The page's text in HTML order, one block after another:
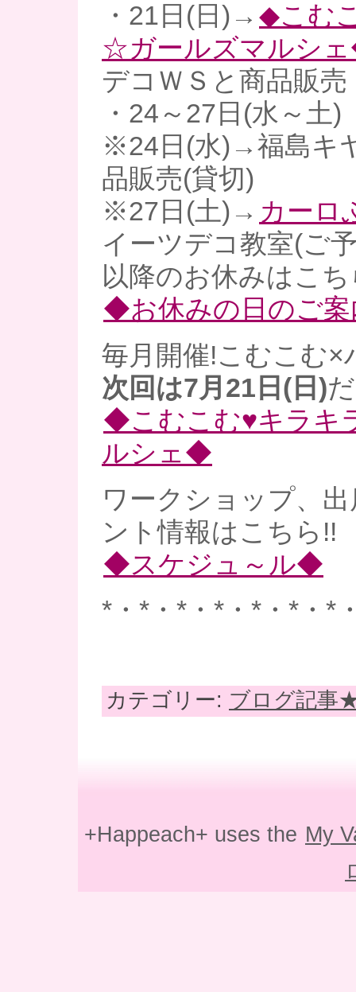
・21日(日)→ ◆こむ
☆ガールズマルシ
デコＷＳと商品販売
・24～27日(水～土)
※24日(水)→福島キ
品販売(貸切)
※27日(土)→ カーロ
イーツデコ教室(ご
以降のお休みはこち
◆お休みの日のご
毎月開催!こむこむ×
次回は7月21日(日)
◆こむこむ♥キラキ
ルシェ◆
ワークショップ、
ント情報はこちら!!
◆スケジュ～ル◆
*・*・*・*・*・*・*
カテゴリー: ブログ記事
+Happeach+ uses the My